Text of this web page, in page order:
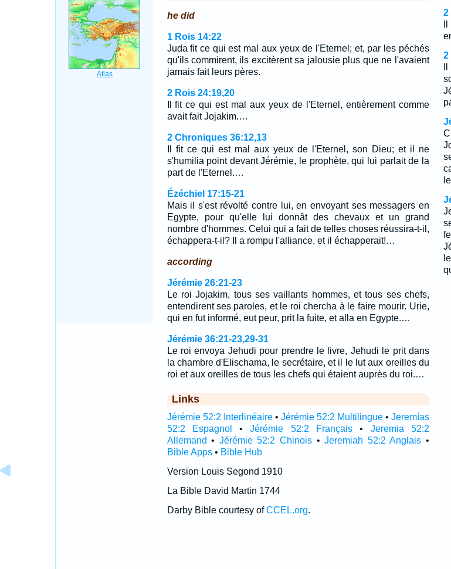
he did
1 Rois 14:22
Juda fit ce qui est mal aux yeux de l'Eternel; et, par les péchés
qu'ils commirent, ils excitèrent sa jalousie plus que ne l'avaient
jamais fait leurs pères.
2 Rois 24:19,20
Il fit ce qui est mal aux yeux de l'Eternel, entièrement comme
avait fait Jojakim.…
2 Chroniques 36:12,13
Il fit ce qui est mal aux yeux de l'Eternel, son Dieu; et il ne
s'humilia point devant Jérémie, le prophète, qui lui parlait de la
part de l'Eternel.…
Ézéchiel 17:15-21
Mais il s'est révolté contre lui, en envoyant ses messagers en
Egypte, pour qu'elle lui donnât des chevaux et un grand
nombre d'hommes. Celui qui a fait de telles choses réussira-t-il,
échappera-t-il? Il a rompu l'alliance, et il échapperait!…
according
Jérémie 26:21-23
Le roi Jojakim, tous ses vaillants hommes, et tous ses chefs,
entendirent ses paroles, et le roi chercha à le faire mourir. Urie,
qui en fut informé, eut peur, prit la fuite, et alla en Egypte.…
Jérémie 36:21-23,29-31
Le roi envoya Jehudi pour prendre le livre, Jehudi le prit dans
la chambre d'Elischama, le secrétaire, et il le lut aux oreilles du
roi et aux oreilles de tous les chefs qui étaient auprès du roi.…
Links
Jérémie 52:2 Interlinéaire• Jérémie 52:2 Multilingue• Jeremías
52:2 Espagnol
•Jérémie 52:2 Français • Jeremia 52:2
Allemand • Jérémie 52:2 Chinois•Jeremiah 52:2 Anglais •
Bible Apps• Bible Hub
Version Louis Segond 1910
La Bible David Martin 1744
Darby Bible courtesy ofCCEL.org.
2
2